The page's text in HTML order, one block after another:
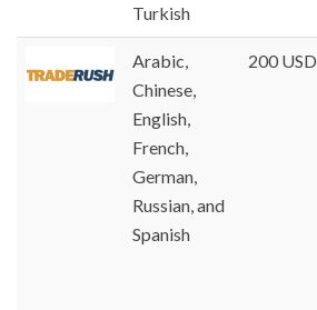
Turkish
Arabic,
Chinese,
English,
French,
German,
Russian, and
Spanish
200 USD